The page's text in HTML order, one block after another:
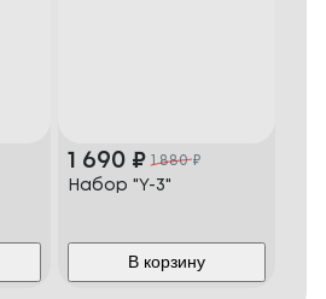
1 690 ₽ 1 880₽
Набор "Y-3"
В корзину